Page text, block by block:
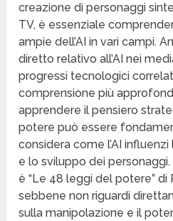
creazione di personaggi
TV, è essenziale
ampie dell’AI in vari campi.
diretto relativo all’AI nei
progressi tecnologici
comprensione più
apprendere il pensiero
potere può essere
considera come l’AI
e lo sviluppo dei
è “Le 48 leggi del potere” di
sebbene non riguardi
sulla manipolazione e il